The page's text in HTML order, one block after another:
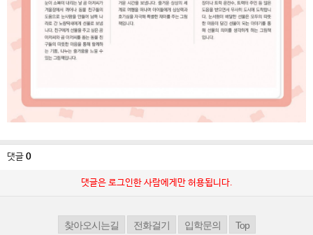
댓글 0
댓글은 로그인한 사람에게만 허용됩니다.